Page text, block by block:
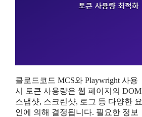
클로드코드 MCS와 Playwright 사용
시 토큰 사용량은 웹 페이지의 DOM
스냅샷, 스크린샷, 로그 등 다양한 요
인에 의해 결정됩니다. 필요한 정보